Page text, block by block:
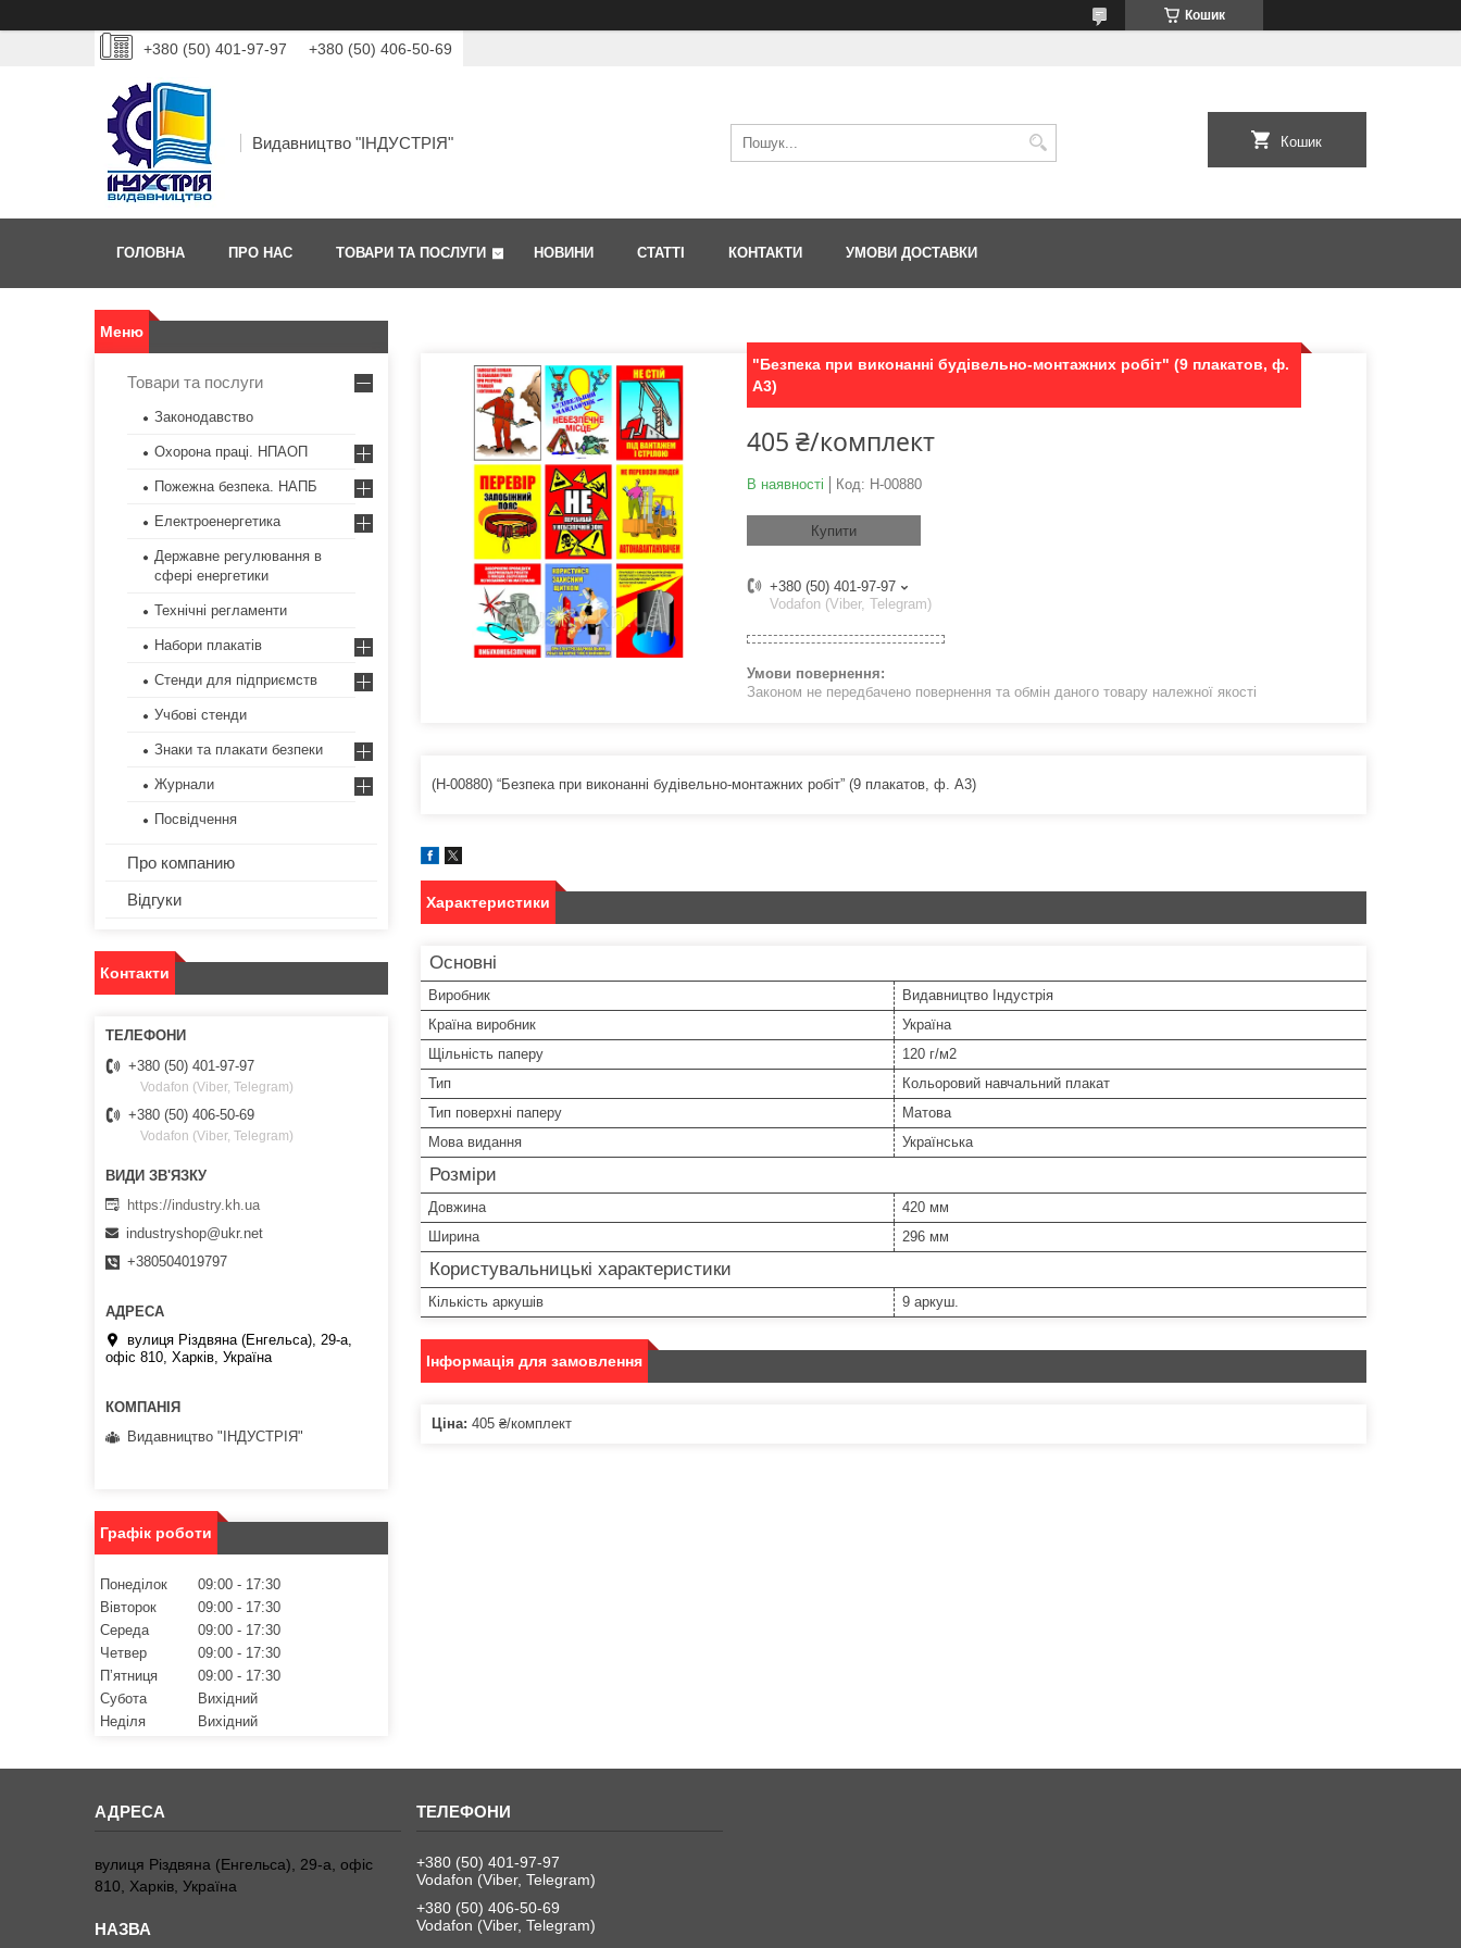
Кошик
+380 (50) 401-97-97 +380 (50) 406-50-69
Видавництво "ІНДУСТРІЯ" Кошик
ГОЛОВНА ПРО НАС ТОВАРИ ТА ПОСЛУГИ НОВИНИ СТАТТІ КОНТАКТИ УМОВИ ДОСТАВКИ
"Безпека при виконанні будівельно-монтажних робіт" (9 плакатов, ф.
А3)
405 ₴/комплект
В наявності Код: Н-00880
Купити
+380 (50) 401-97-97
Vodafon (Viber, Telegram)
Законом не передбачено повернення та обмін даного товару належної якості
(Н-00880) “Безпека при виконанні будівельно-монтажних робіт” (9 плакатов, ф. А3)
Характеристики
Основні
Виробник
Видавництво Індустрія
Країна виробник
Україна
Щільність паперу
120 г/м2
Тип
Кольоровий навчальний плакат
Тип поверхні паперу
Матова
Мова видання
Українська
Розміри
Довжина
420 мм
Ширина
296 мм
Користувальницькі характеристики
Кількість аркушів 9 аркуш.
Інформація для замовлення
Ціна: 405 ₴/комплект
Товари та послуги
Законодавство
Охорона праці. НПАОП
Пожежна безпека. НАПБ
Електроенергетика
Державне регулювання в
сфері енергетики
Технічні регламенти
Набори плакатів
Стенди для підприємств
Учбові стенди
Знаки та плакати безпеки
Журнали
Посвідчення
Про компанию
Відгуки
Контакти
+380 (50) 401-97-97
Vodafon (Viber, Telegram)
+380 (50) 406-50-69
Vodafon (Viber, Telegram)
https://industry.kh.ua
industryshop@ukr.net
+380504019797
вулиця Різдвяна (Енгельса), 29-а,
офіс 810, Харків, Україна
Видавництво "ІНДУСТРІЯ"
Графік роботи
Понеділок 09:00
17:30
Вівторок
09:00
17:30
Середа
09:00
17:30
Четвер
09:00
17:30
Пʼятниця
09:00
17:30
Субота
Вихідний
Неділя
Вихідний
вулиця Різдвяна (Енгельса), 29-а, офіс
810, Харків, Україна
+380 (50) 401-97-97
Vodafon (Viber, Telegram)
+380 (50) 406-50-69
Vodafon (Viber, Telegram)